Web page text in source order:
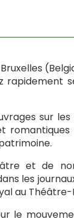
rapidement
sur
et de
les
au
le